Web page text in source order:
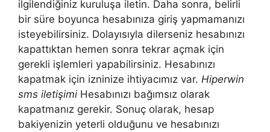
ilgilendiğiniz kuruluşa iletin. Daha sonra, belirli
bir süre boyunca hesabınıza giriş yapmamanızı
isteyebilirsiniz. Dolayısıyla dilerseniz hesabınızı
kapattıktan hemen sonra tekrar açmak için
gerekli işlemleri yapabilirsiniz. Hesabınızı
kapatmak için izninize ihtiyacımız var. Hiperwin
sms iletişimi Hesabınızı bağımsız olarak
kapatmanız gerekir. Sonuç olarak, hesap
bakiyenizin yeterli olduğunu ve hesabınızı